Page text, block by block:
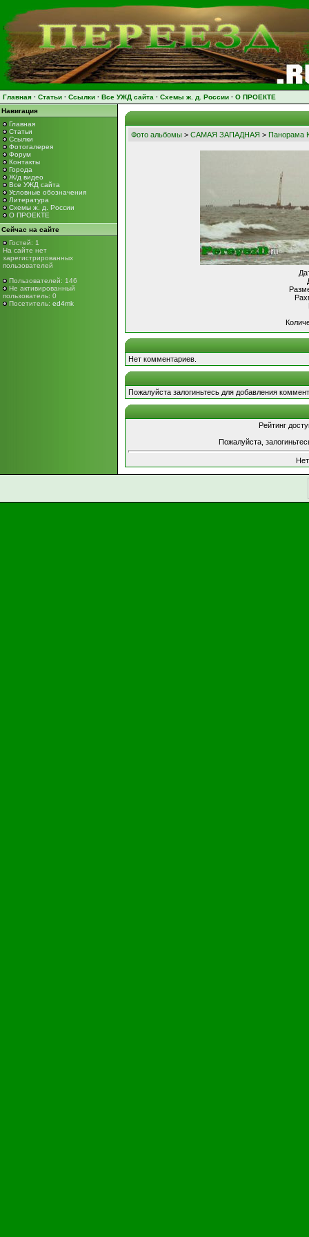
Главная · Статьи · Ссылки · Все УЖД сайта · Схемы ж. д. России · О ПРОЕКТЕ
Навигация
Главная
Статьи
Ссылки
Фотогалерея
Форум
Контакты
Города
Ж/д видео
Все УЖД сайта
Условные обозначения
Литература
Схемы ж. д. России
О ПРОЕКТЕ
Сейчас на сайте
Гостей: 1
На сайте нет
зарегистрированных
пользователей
Пользователей: 146
Не активированный
пользователь: 0
Посетитель: ed4mk
Фото альбомы > САМАЯ ЗАПАДНАЯ > Панорама
Нет комментариев.
Пожалуйста залогиньтесь для добавления
Рейтинг
Пожалуйста,